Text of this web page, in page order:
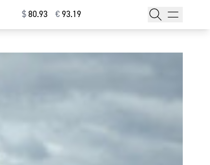
$⁠80.93 € ⁠93.19